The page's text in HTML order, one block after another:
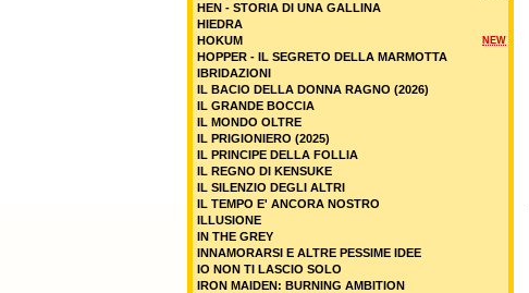
HEN - STORIA DI UNA GALLINA
HIEDRA
NEW
HOKUM
HOPPER - IL SEGRETO DELLA MARMOTTA
IBRIDAZIONI
IL BACIO DELLA DONNA RAGNO (2026)
IL GRANDE BOCCIA
IL MONDO OLTRE
IL PRIGIONIERO (2025)
IL PRINCIPE DELLA FOLLIA
IL REGNO DI KENSUKE
IL SILENZIO DEGLI ALTRI
IL TEMPO E' ANCORA NOSTRO
ILLUSIONE
IN THE GREY
INNAMORARSI E ALTRE PESSIME IDEE
IO NON TI LASCIO SOLO
IRON MAIDEN: BURNING AMBITION